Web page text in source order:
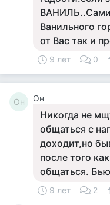
ВАНИЛЬ..Сами
Ванильного
от Вас так и
9 лет 0
Он Он
Никогда не
общаться с
доходит,но
после того
общаться.
9 лет 2